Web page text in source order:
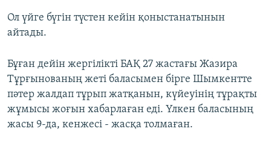
Ол үйге бүгін түстен кейін қоныстанатынын
айтады.
Бұған дейін жергілікті БАҚ 27 жастағы Жазира
Тұрғынованың жеті баласымен бірге Шымкентте
пәтер жалдап тұрып жатқанын, күйеуінің тұрақты
жұмысы жоғын хабарлаған еді. Үлкен баласының
жасы 9-да, кенжесі - жасқа толмаған.